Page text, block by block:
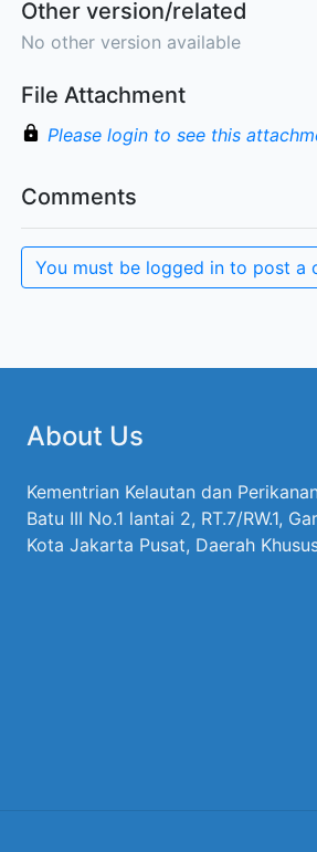
Other version/related
No other version available
File Attachment
Please login to see this
Comments
You must be logged in to post a
About Us
Kementrian Kelautan dan
Batu III No.1 lantai 2, RT.7/RW.1,
Kota Jakarta Pusat, Daerah